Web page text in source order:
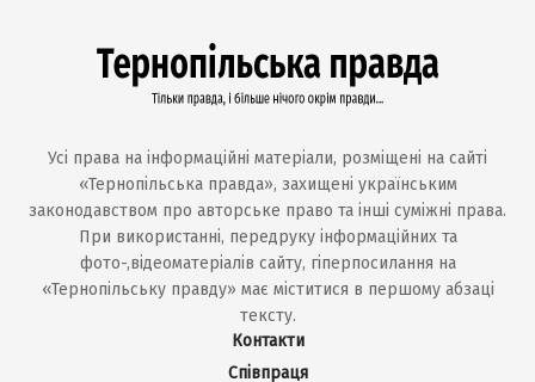
Усі права на інформаційні матеріали, розміщені на сайті
«Тернопільська правда», захищені українським
законодавством про авторське право та інші суміжні права.
При використанні, передруку інформаційних та
фото-,відеоматеріалів сайту, гіперпосилання на
«Тернопільську правду» має міститися в першому абзаці
тексту.
Контакти
Співпраця